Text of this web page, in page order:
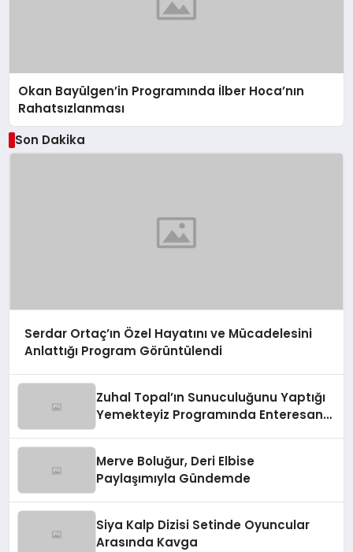
Okan Bayülgen’in Programında İlber Hoca’nın
Rahatsızlanması
Son Dakika
Serdar Ortaç’ın Özel Hayatını ve Mücadelesini
Anlattığı Program Görüntülendi
Zuhal Topal’ın Sunuculuğunu Yaptığı
Yemekteyiz Programında Enteresan
Merve Boluğur, Deri Elbise
Paylaşımıyla Gündemde
Siya Kalp Dizisi Setinde Oyuncular
Arasında Kavga